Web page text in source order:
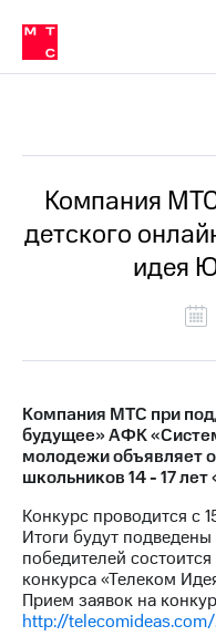
Медиа-центр
и акционерам
Устойчивое развитие
Комплаенс и деловая этика
компании
Карьера
История
компании
Правовая
информация
Пресс-
релизы
МТС
о технологиях
Достижения
Интервью
Финансовая
в МТС
Пресс-
релизы
о технологиях
Компания
детского
идея
Компания МТС при
будущее» АФК
молодежи объявляет
школьников 14 - 17
Конкурс проводится с
Итоги будут
победителей
конкурса «Телеком
Прием заявок на
http://